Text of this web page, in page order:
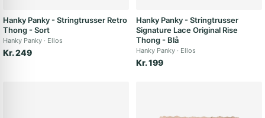
Hanky Panky - Stringtrusser Retro
Thong - Sort
Hanky Panky Ellos
Kr. 249
Hanky Panky - Stringtrusser
Signature Lace Original Rise
Thong - Blå
Hanky Panky Ellos
Kr. 199